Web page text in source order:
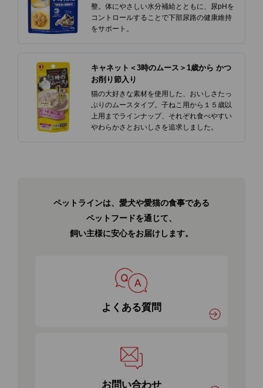
整。体にやさしい水分補給とともに、尿pHを
コントロールすることで下部尿路の健康維持
をサポート。
キャネット＜3時のムース＞1歳から かつ
お削り節入り
猫の大好きな素材を使用した、おいしさたっ
ぷりのムースタイプ。子ねこ用から１５歳以
上用までラインナップ、それぞれ食べやすい
やわらかさとおいしさを追求しました。
ペットラインは、愛犬や愛猫の食事である
ペットフードを通じて、
飼い主様に安心をお届けします。
よくある質問
お問い合わせ